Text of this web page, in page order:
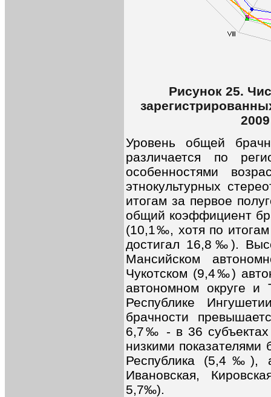
Рисунок 25.
Уровень общей
различается по
особенностями
этнокультурных
итогам за первое
общий коэффициент
(10,1‰, хотя по итогам
достигал 16,8‰).
Мансийском
Чукотском (9,4‰)
автономном округе
Республике
брачности
6,7‰ - в 36
низкими показателями
Республика (5,4‰),
Ивановская,
5,7‰).